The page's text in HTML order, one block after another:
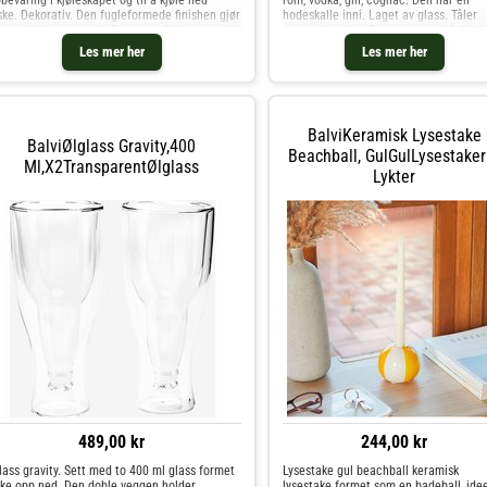
Les mer her
Dekorativ. Den fugleformede finishen gjør
Les mer her
hodeskalle inni. Laget av glass. Tåler
cm materiale: glass
BalviØlglass Gravity,400
Ml,x2TransparentØlglass
489,00 kr
gravity. Sett med to 400 ml glass formet
BalviKeramisk Lysestake
Beachball,
Lykter
244,00 kr
Lysestake gul beachball keramisk